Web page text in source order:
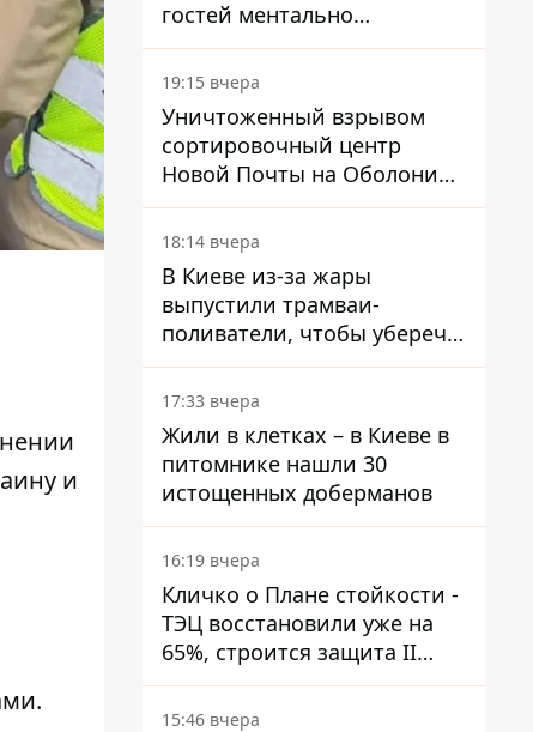
и
гостей ментально
разгружает акула
19:15 вчера
Уничтоженный взрывом
сортировочный центр
Новой Почты на Оболони
заработал – выдают
посылки
18:14 вчера
В Киеве из-за жары
выпустили трамваи-
поливатели, чтобы уберечь
рельсы от деформации
17:33 вчера
Жили в клетках – в Киеве в
питомнике нашли 30
истощенных доберманов
16:19 вчера
Кличко о Плане стойкости -
ТЭЦ восстановили уже на
65%, строится защита II
уровня
15:46 вчера